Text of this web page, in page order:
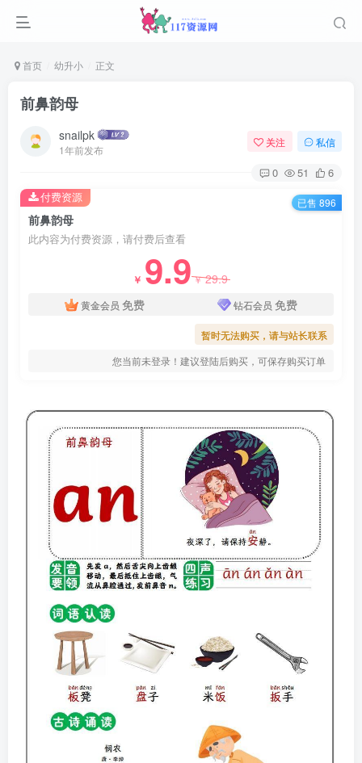
首页 幼升小 正文
前鼻韵母
snailpk
1年前发布
关注 私信
0 51 6
前鼻韵母
此内容为付费资源，请付费后查看
￥ 9.9￥29.9
黄金会员 免费 钻石会员 免费
暂时无法购买，请与站长联系
您当前未登录！建议登陆后购买，可保存购买订单
付费资源 已售 896